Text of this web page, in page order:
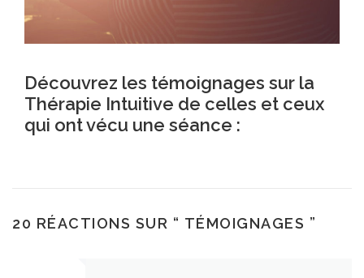
Découvrez les témoignages sur la
Thérapie Intuitive de celles et ceux
qui ont vécu une séance :
20 RÉACTIONS SUR “ TÉMOIGNAGES ”